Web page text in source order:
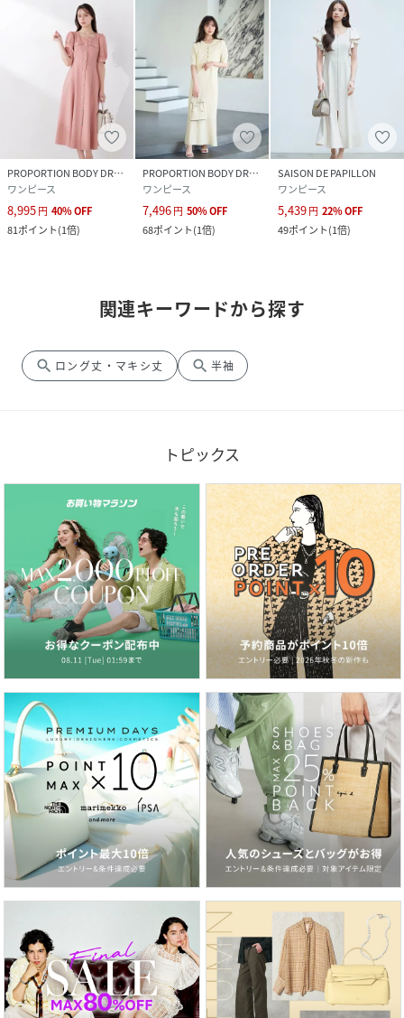
PROPORTION BODY DRESSING
ワンピース
8,995円 40%OFF
81ポイント(1倍)
PROPORTION BODY DRESSING
ワンピース
7,496円 50%OFF
68ポイント(1倍)
SAISON DE PAPILLON
ワンピース
5,439円 22%OFF
49ポイント(1倍)
関連キーワードから探す
search ロング丈・マキシ丈 search 半袖
トピックス